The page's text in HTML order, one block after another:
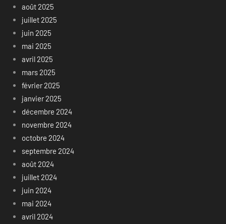
août 2025
juillet 2025
juin 2025
mai 2025
avril 2025
mars 2025
février 2025
janvier 2025
décembre 2024
novembre 2024
octobre 2024
septembre 2024
août 2024
juillet 2024
juin 2024
mai 2024
avril 2024